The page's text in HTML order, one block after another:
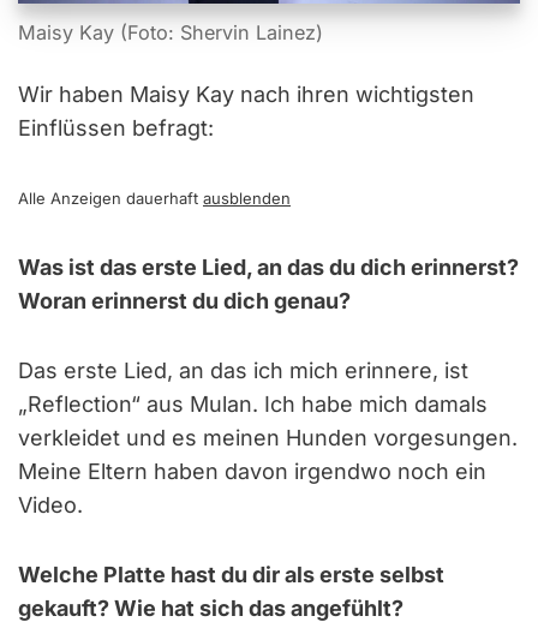
Maisy Kay (Foto: Shervin Lainez)
Wir haben Maisy Kay nach ihren wichtigsten
Einflüssen befragt:
Alle Anzeigen dauerhaft ausblenden
Was ist das erste Lied, an das du dich erinnerst?
Woran erinnerst du dich genau?
Das erste Lied, an das ich mich erinnere, ist
„Reflection“ aus Mulan. Ich habe mich damals
verkleidet und es meinen Hunden vorgesungen.
Meine Eltern haben davon irgendwo noch ein
Video.
Welche Platte hast du dir als erste selbst
gekauft? Wie hat sich das angefühlt?